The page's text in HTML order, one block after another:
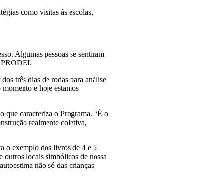
como visitas às escolas,
Algumas pessoas se sentiram
PRODEI.
três dias de rodas para análise
e hoje estamos
que caracteriza o Programa. “É o
realmente coletiva,
o exemplo dos livros de 4 e 5
locais simbólicos de nossa
não só das crianças